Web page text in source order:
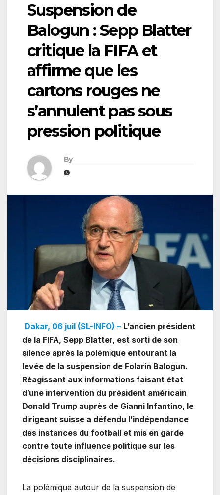
Suspension de
Balogun : Sepp Blatter
critique la FIFA et
affirme que les
cartons rouges ne
s’annulent pas sous
pression politique
By
Dakar, 06 juil (SL-INFO) – L’ancien président
de la FIFA, Sepp Blatter, est sorti de son
silence après la polémique entourant la
levée de la suspension de Folarin Balogun.
Réagissant aux informations faisant état
d’une intervention du président américain
Donald Trump auprès de Gianni Infantino, le
dirigeant suisse a défendu l’indépendance
des instances du football et mis en garde
contre toute influence politique sur les
décisions disciplinaires.
La polémique autour de la suspension de